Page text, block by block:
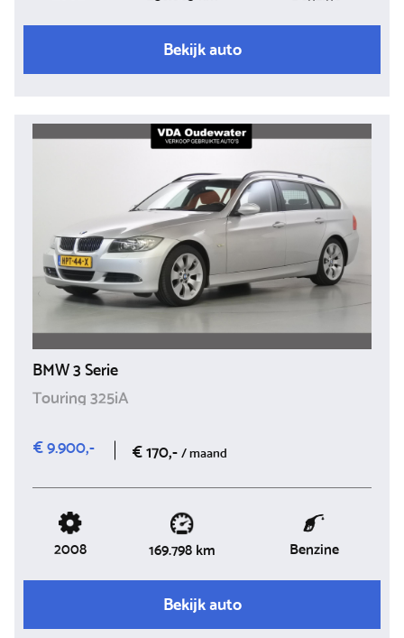
Bekijk auto
BMW 3 Serie
Touring 325iA
€ 9.900,-
€ 170,-/ maand
2008 169.798 km Benzine
Bekijk auto